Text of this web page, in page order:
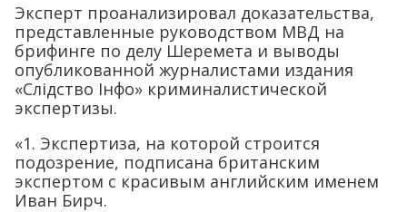
Эксперт проанализировал доказательства,
представленные руководством МВД на
брифинге по делу Шеремета и выводы
опубликованной журналистами издания
«Слідство Інфо» криминалистической
экспертизы.
«1. Экспертиза, на которой строится
подозрение, подписана британским
экспертом с красивым английским именем
Иван Бирч.